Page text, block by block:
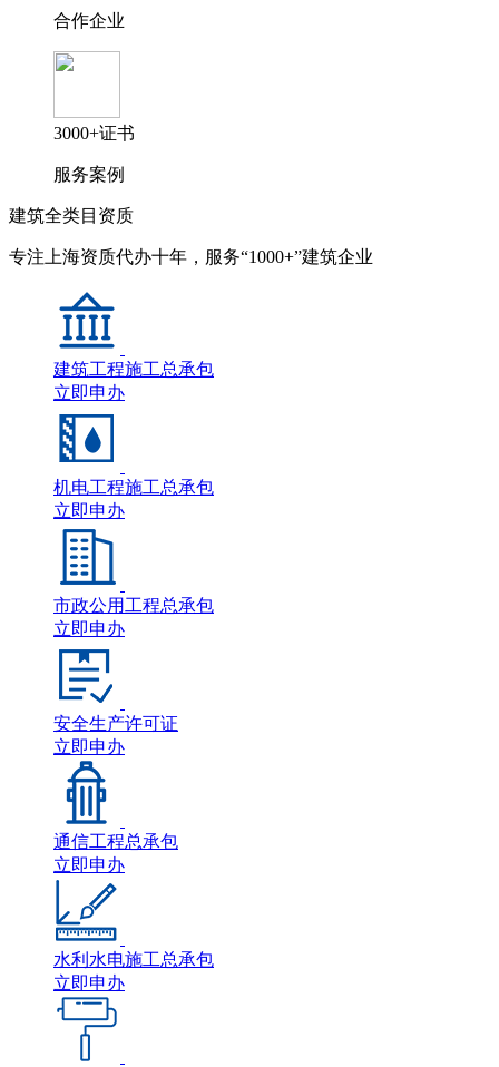
合作企业
3000+证书
服务案例
建筑全类目资质
专注上海资质代办十年，服务“1000+”建筑企业
建筑工程施工总承包
立即申办
机电工程施工总承包
立即申办
市政公用工程总承包
立即申办
安全生产许可证
立即申办
通信工程总承包
立即申办
水利水电施工总承包
立即申办